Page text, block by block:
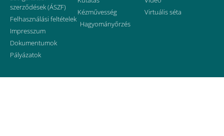
szerződések (ÁSZF)
Felhasználási feltételek
Impresszum
Dokumentumok
Pályázatok
Kézművesség
Hagyományőrzés
Virtuális séta